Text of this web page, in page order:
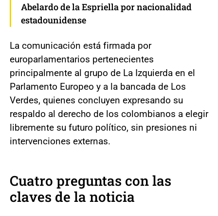
Abelardo de la Espriella por nacionalidad
estadounidense
La comunicación está firmada por
europarlamentarios pertenecientes
principalmente al grupo de La Izquierda en el
Parlamento Europeo y a la bancada de Los
Verdes, quienes concluyen expresando su
respaldo al derecho de los colombianos a elegir
libremente su futuro político, sin presiones ni
intervenciones externas.
Cuatro preguntas con las
claves de la noticia